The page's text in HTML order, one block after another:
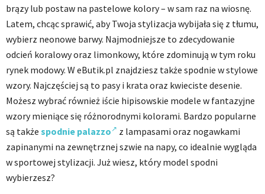
brązy lub postaw na pastelowe kolory – w sam raz na wiosnę.
Latem, chcąc sprawić, aby Twoja stylizacja wybijała się z tłumu,
wybierz neonowe barwy. Najmodniejsze to zdecydowanie
odcień koralowy oraz limonkowy, które zdominują w tym roku
rynek modowy. W eButik.pl znajdziesz także spodnie w stylowe
wzory. Najczęściej są to pasy i krata oraz kwieciste desenie.
Możesz wybrać również iście hipisowskie modele w fantazyjne
wzory mieniące się różnorodnymi kolorami. Bardzo popularne
są także spodnie palazzo
z lampasami oraz nogawkami
zapinanymi na zewnętrznej szwie na napy, co idealnie wygląda
w sportowej stylizacji. Już wiesz, który model spodni
wybierzesz?